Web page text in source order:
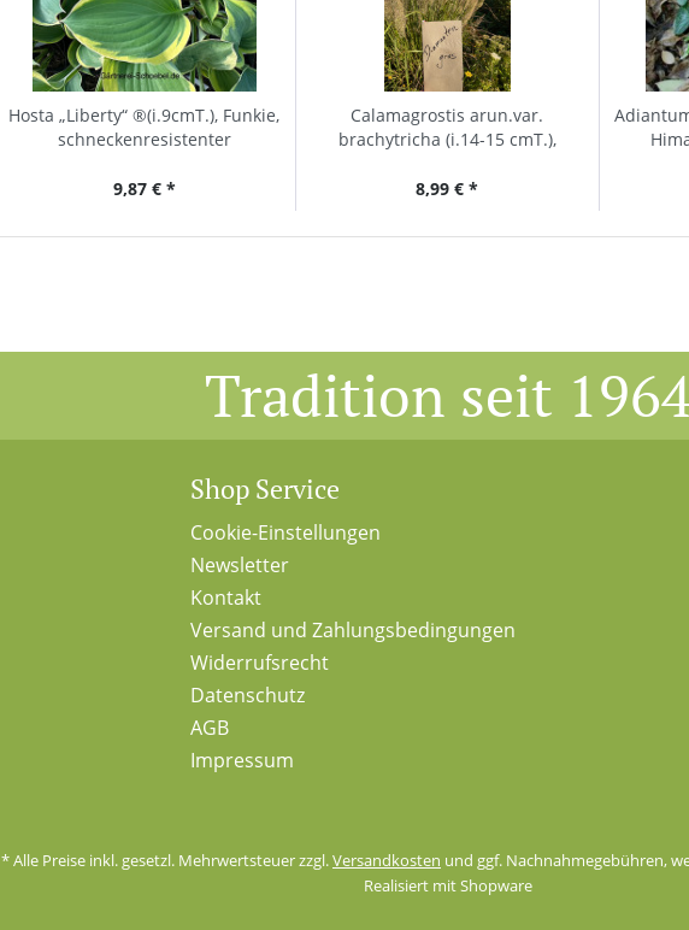
Hosta „Liberty“ ®(i.9cmT.), Funkie,
schneckenresistenter
9,87 € *
Calamagrostis arun.var.
brachytricha (i.14-15 cmT.),
8,99 € *
Tradition seit
Shop Service
Cookie-Einstellungen
Newsletter
Kontakt
Versand und Zahlungsbedingungen
Widerrufsrecht
Datenschutz
AGB
Impressum
* Alle Preise inkl. gesetzl. Mehrwertsteuer zzgl.Versandkosten und ggf. Nachnahmegebühren,
Realisiert mit Shopware